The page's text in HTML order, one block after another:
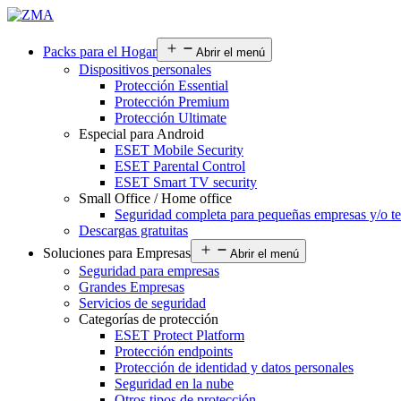
Packs para el Hogar Abrir el menú
Dispositivos personales
Protección Essential
Protección Premium
Protección Ultimate
Especial para Android
ESET Mobile Security
ESET Parental Control
ESET Smart TV security
Small Office / Home office
Seguridad completa para pequeñas empresas y/o
Descargas gratuitas
Soluciones para Empresas
Abrir el menú
Seguridad para empresas
Grandes Empresas
Servicios de seguridad
Categorías de protección
ESET Protect Platform
Protección endpoints
Protección de identidad y datos personales
Seguridad en la nube